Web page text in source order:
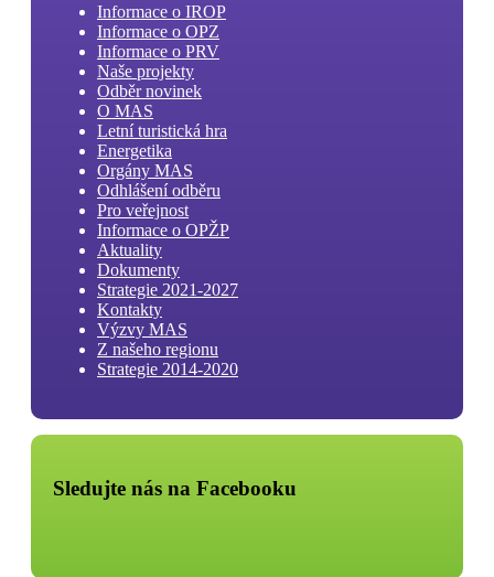
Informace o IROP
Informace o OPZ
Informace o PRV
Naše projekty
Odběr novinek
O MAS
Letní turistická hra
Energetika
Orgány MAS
Odhlášení odběru
Pro veřejnost
Informace o OPŽP
Aktuality
Dokumenty
Strategie 2021-2027
Kontakty
Výzvy MAS
Z našeho regionu
Strategie 2014-2020
Sledujte nás na Facebooku